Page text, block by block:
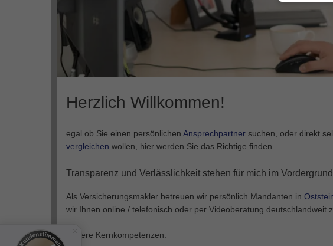
Herzlich Willkommen!
egal ob Sie einen persönlichen Ansprechpartner suchen, oder direkt
vergleichen wollen, hier werden Sie das Richtige finden.
Transparenz und Verlässlichkeit stehen für mich im
Als Versicherungsmakler betreuen wir persönlich Mandanten in
wir Ihnen online / telefonisch oder per Videoberatung deutschlandweit
Unsere Kernkompetenzen: